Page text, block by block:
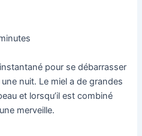
pour se débarrasser
nuit. Le miel a de grandes
et lorsqu’il est combiné
merveille.